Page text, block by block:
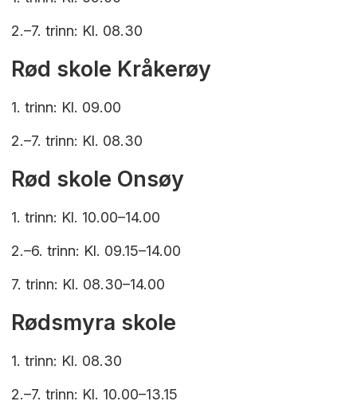
2.–7. trinn: Kl. 08.30
Rød skole Kråkerøy
1. trinn: Kl. 09.00
2.–7. trinn: Kl. 08.30
Rød skole Onsøy
1. trinn: Kl. 10.00–14.00
2.–6. trinn: Kl. 09.15–14.00
7. trinn: Kl. 08.30–14.00
Rødsmyra skole
1. trinn: Kl. 08.30
2.–7. trinn: Kl. 10.00–13.15